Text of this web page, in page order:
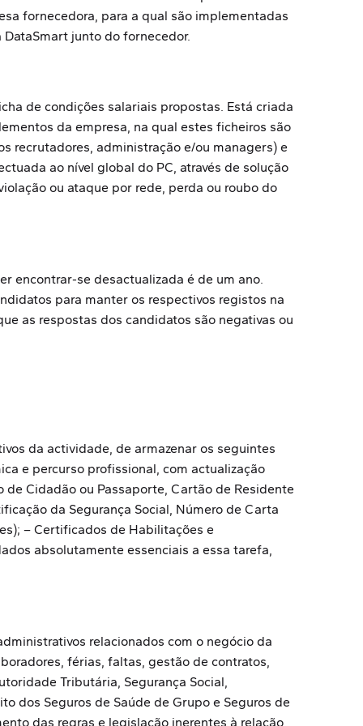
fornecedora, para a qual são implementadas
junto do fornecedor.
de condições salariais propostas. Está criada
da empresa, na qual estes ficheiros são
recrutadores, administração e/ou managers) e
ao nível global do PC, através de solução
ou ataque por rede, perda ou roubo do
encontrar-se desactualizada é de um ano.
para manter os respectivos registos na
as respostas dos candidatos são negativas ou
da actividade, de armazenar os seguintes
e percurso profissional, com actualização
Cidadão ou Passaporte, Cartão de Residente
da Segurança Social, Número de Carta
– Certificados de Habilitações e
absolutamente essenciais a essa tarefa,
relacionados com o negócio da
férias, faltas, gestão de contratos,
Tributária, Segurança Social,
dos Seguros de Saúde de Grupo e Seguros de
das regras e legislação inerentes à relação